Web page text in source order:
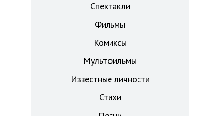
Спектакли
Фильмы
Комиксы
Мультфильмы
Известные личности
Стихи